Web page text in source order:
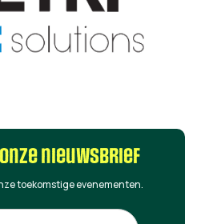
nieuwsbrief
toekomstige evenementen.